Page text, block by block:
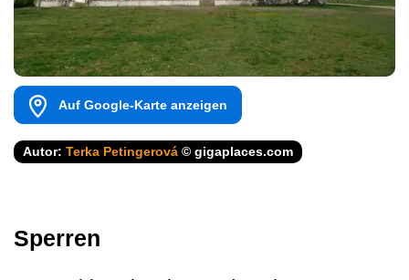
Auf Google-Karte anzeigen
Autor: Terka Petingerová © gigaplaces.com
Sperren